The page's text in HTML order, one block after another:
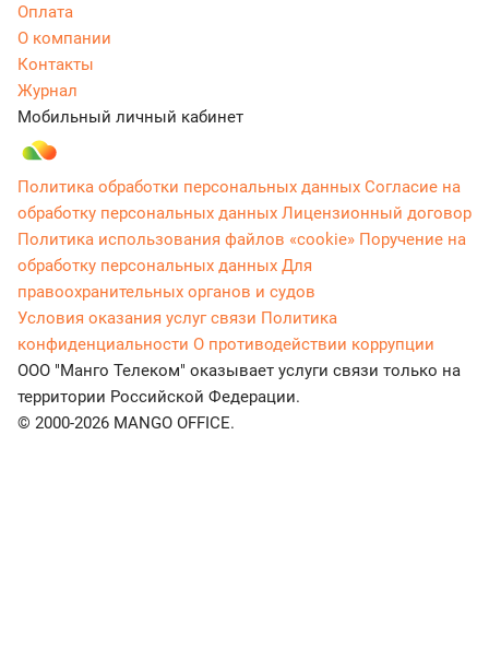
Оплата
О компании
Контакты
Журнал
Мобильный личный кабинет
Политика обработки персональных данных Согласие на
обработку персональных данных Лицензионный договор
Политика использования файлов «cookie» Поручение на
обработку персональных данных Для
правоохранительных органов и судов
Условия оказания услуг связи Политика
конфиденциальности О противодействии коррупции
ООО "Манго Телеком" оказывает услуги связи только на
территории Российской Федерации.
© 2000-2026 MANGO OFFICE.